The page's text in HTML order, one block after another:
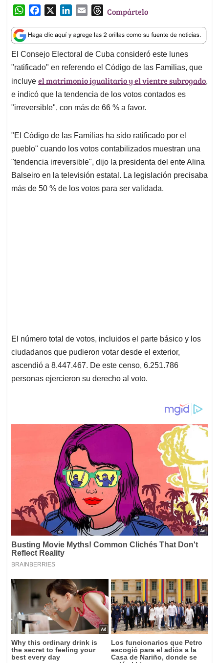
W
a
t
s
A
p
p
c
e
b
o
o
k
n
k
e
d
I
n
a
i
l
T
r
e
a
d
s
Compártelo
El Consejo Electoral de Cuba consideró este lunes
"ratificado" en referendo el Código de las Familias, que
incluye el matrimonio igualitario y el vientre subrogado,
e indicó que la tendencia de los votos contados es
"irreversible", con más de 66 % a favor.
"El Código de las Familias ha sido ratificado por el
pueblo" cuando los votos contabilizados muestran una
"tendencia irreversible", dijo la presidenta del ente Alina
Balseiro en la televisión estatal. La legislación precisaba
más de 50 % de los votos para ser validada.
El número total de votos, incluidos el parte básico y los
ciudadanos que pudieron votar desde el exterior,
ascendió a 8.447.467. De este censo, 6.251.786
personas ejercieron su derecho al voto.